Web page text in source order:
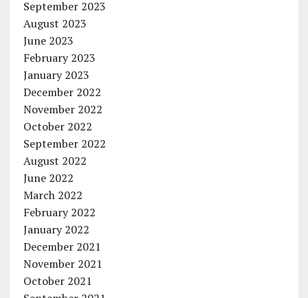
September 2023
August 2023
June 2023
February 2023
January 2023
December 2022
November 2022
October 2022
September 2022
August 2022
June 2022
March 2022
February 2022
January 2022
December 2021
November 2021
October 2021